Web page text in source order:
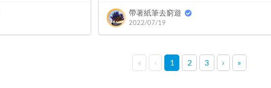
帶著紙筆去窮遊
2022/07/19
« ‹ 1 2 3 › »